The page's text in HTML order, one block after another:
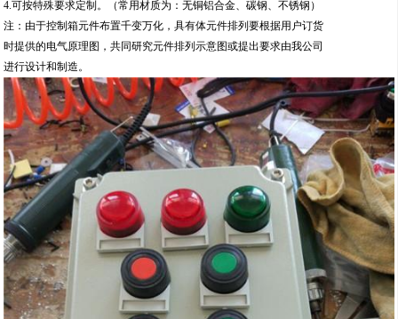
4.可按特殊要求定制。（常用材质为：无铜铝合金、碳钢、不锈钢）
注：由于控制箱元件布置千变万化，具有体元件排列要根据用户订货
时提供的电气原理图，共同研究元件排列示意图或提出要求由我公司
进行设计和制造。